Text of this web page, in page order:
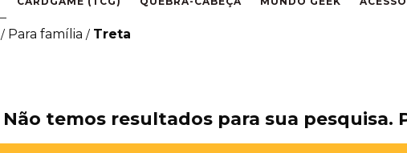
/ Para família / Treta
Não temos resultados para sua